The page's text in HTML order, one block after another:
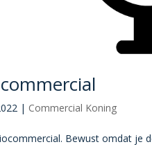
| Commercial Koning
Bewust omdat je